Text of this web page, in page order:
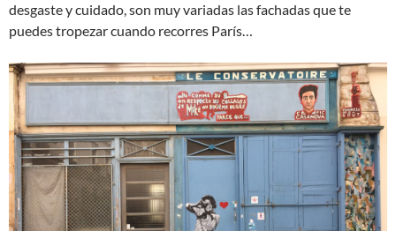
desgaste y cuidado, son muy variadas las fachadas que te
puedes tropezar cuando recorres París…